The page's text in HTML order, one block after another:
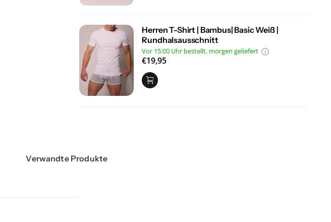
Herren T-Shirt | Bambus| Basic Weiß |
Rundhalsausschnitt
Vor 15:00 Uhr bestellt, morgen geliefert
€19,95
Verwandte Produkte